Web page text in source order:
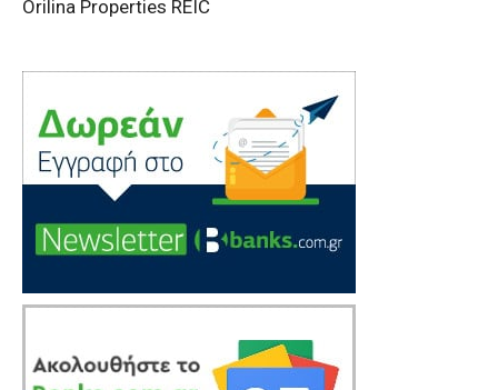
Orilina Properties REIC